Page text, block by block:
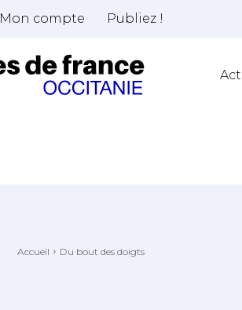
Mon compte Publiez !
Accueil Du bout des doigts